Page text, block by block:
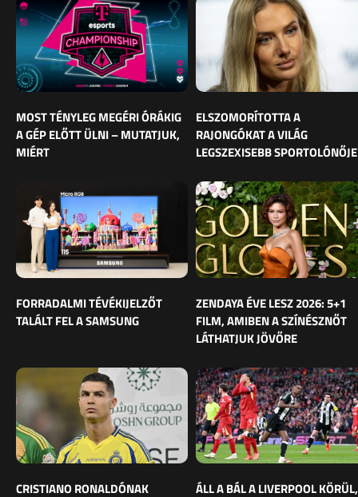
MOST TÉNYLEG MEGÉRI ÓRÁKIG
A GÉP ELŐTT ÜLNI – MUTATJUK,
MIÉRT
ELSZOMORÍTOTTA A
RAJONGÓKAT A VILÁG
LEGSZEXISEBB SPORTOLÓNŐJE
FORRADALMI TÉVÉKIJELZŐT
TALÁLT FEL A SAMSUNG
ZENDAYA ÉVE LESZ 2026: 5+1
FILM, AMIBEN A SZÍNÉSZNŐT
LÁTHATJUK JÖVŐRE
CRISTIANO RONALDÓNAK ÁLL A BÁL A LIVERPOOL KÖRÜL,